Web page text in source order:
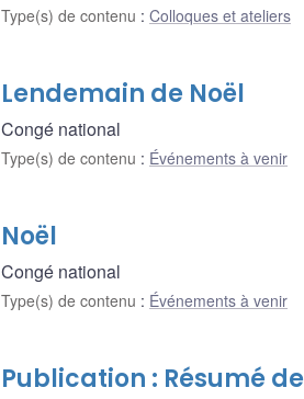
Type(s) de contenu : Colloques et ateliers
Lendemain de Noël
Congé national
Type(s) de contenu : Événements à venir
Noël
Congé national
Type(s) de contenu : Événements à venir
Publication : Résumé